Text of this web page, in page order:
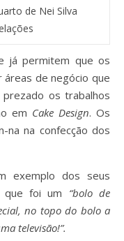
de Nei Silva
já permitem que os
de negócio que
os trabalhos
em Cake Design. Os
na na confecção dos
exemplo dos seus
que foi um “bolo de
no topo do bolo a
televisão!”.